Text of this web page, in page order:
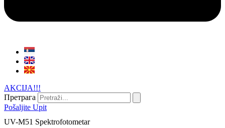
AKCIJA!!!
Претрага
Pošaljite Upit
UV-M51 Spektrofotometar